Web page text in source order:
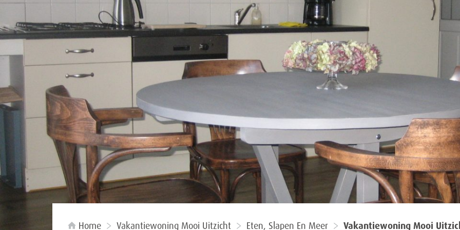
Home Vakantiewoning Mooi Uitzicht Eten, Slapen En Meer Vakantiewoning Mooi